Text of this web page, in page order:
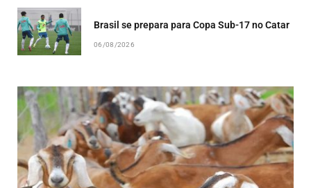
Brasil se prepara para Copa Sub-17 no Catar
06/08/2026